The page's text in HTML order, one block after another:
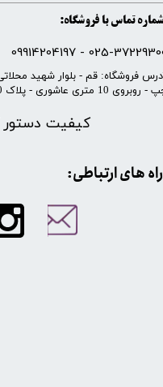
شماره تماس با فروشگاه:
025-37229300 -
کیفیت دستور
10 متری عاشوری - پلاک 100 (پوشاک گلپوش)
​​راه های ارتباطی: